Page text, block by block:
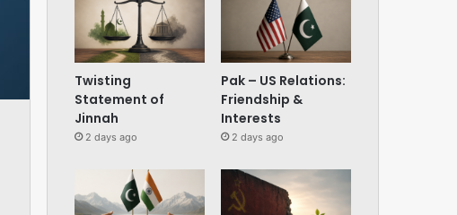
Twisting
Statement of
Jinnah
2 days ago
Pak – US Relations:
Friendship &
Interests
2 days ago